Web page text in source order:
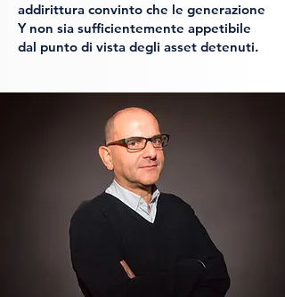
addirittura convinto che le generazione
Y non sia sufficientemente appetibile
dal punto di vista degli asset detenuti.